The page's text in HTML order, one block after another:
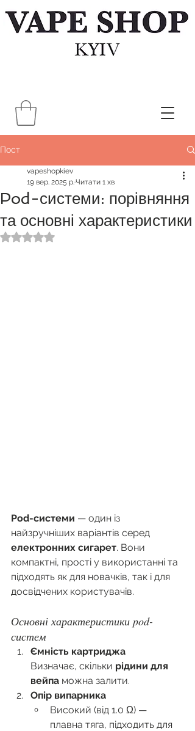
Пост
Pod-системи: порівняння
та основні характеристики
vapeshopkiev
19 вер. 2025 р. Читати 1 хв
Оцінка: NaN з 5 зірок.
Pod-системи — один із
найзручніших варіантів серед
електронних сигарет. Вони
компактні, прості у використанні та
підходять як для новачків, так і для
досвідчених користувачів.
Основні характеристики pod-
систем
Ємність картриджа
Визначає, скільки рідини для
вейпа можна залити.
Опір випарника
Високий (від 1.0 Ω) —
плавна тяга, підходить для